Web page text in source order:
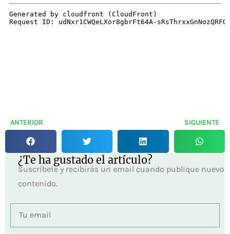
ANTERIOR SIGUIENTE
¿Te ha gustado el artículo?
Suscríbete y recibirás un email cuando publique nuevo
contenido.